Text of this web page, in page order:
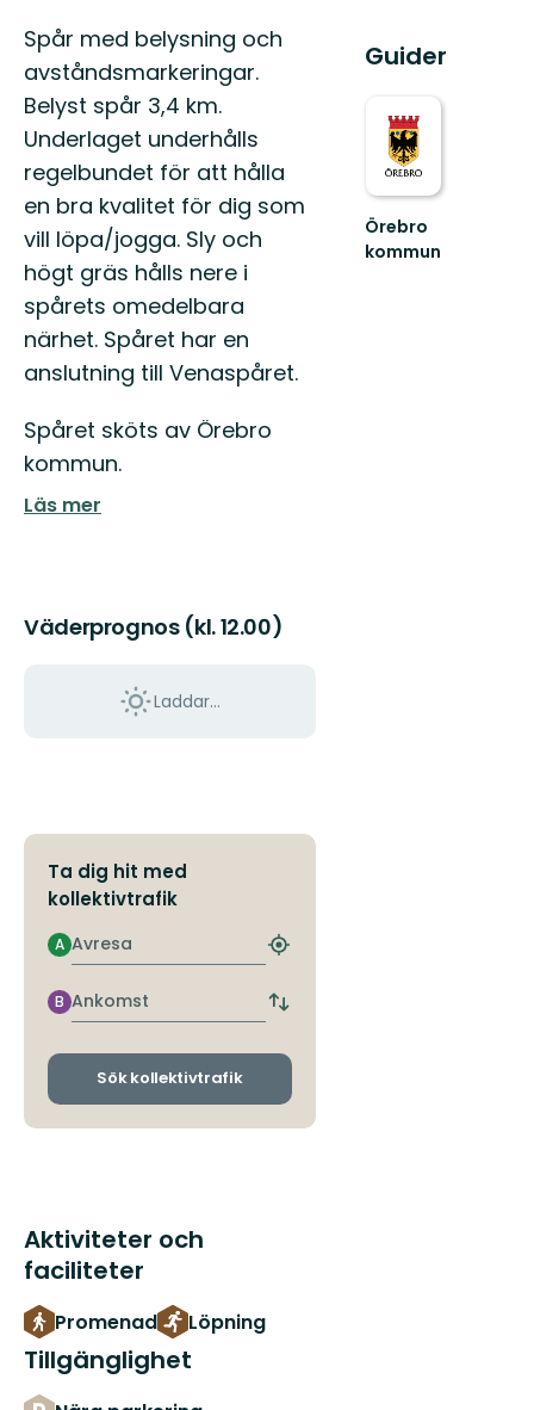
Beskrivning
Spår med belysning och
avståndsmarkeringar.
Belyst spår 3,4 km.
Underlaget underhålls
regelbundet för att hålla
en bra kvalitet för dig som
vill löpa/jogga. Sly och
högt gräs hålls nere i
spårets omedelbara
närhet. Spåret har en
anslutning till Venaspåret.
Spåret sköts av Örebro
kommun.
Läs mer
Väderprognos (kl. 12.00)
Laddar...
Ta dig hit med
kollektivtrafik
Avresa
A
Hitta
hållplats
Ankomst
B
Byt
och
Sök kollektivtrafik
Aktiviteter och
faciliteter
Promenad Löpning
Tillgänglighet
Guider
Örebro
kommun